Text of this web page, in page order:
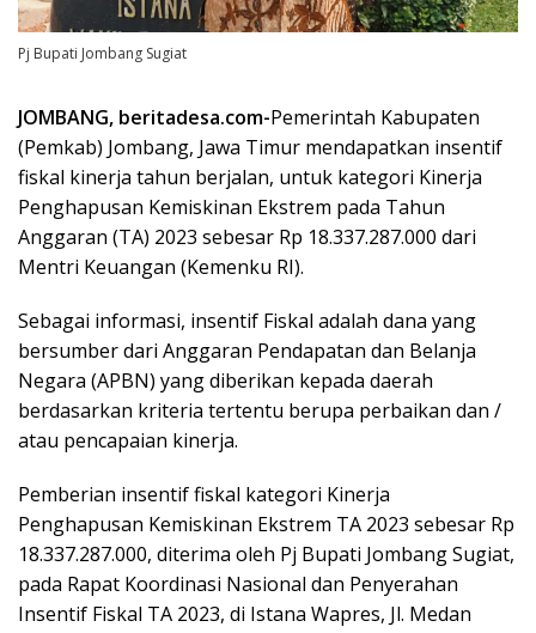
Pj Bupati Jombang Sugiat
JOMBANG, beritadesa.com-Pemerintah Kabupaten
(Pemkab) Jombang, Jawa Timur mendapatkan insentif
fiskal kinerja tahun berjalan, untuk kategori Kinerja
Penghapusan Kemiskinan Ekstrem pada Tahun
Anggaran (TA) 2023 sebesar Rp 18.337.287.000 dari
Mentri Keuangan (Kemenku RI).
Sebagai informasi, insentif Fiskal adalah dana yang
bersumber dari Anggaran Pendapatan dan Belanja
Negara (APBN) yang diberikan kepada daerah
berdasarkan kriteria tertentu berupa perbaikan dan /
atau pencapaian kinerja.
Pemberian insentif fiskal kategori Kinerja
Penghapusan Kemiskinan Ekstrem TA 2023 sebesar Rp
18.337.287.000, diterima oleh Pj Bupati Jombang Sugiat,
pada Rapat Koordinasi Nasional dan Penyerahan
Insentif Fiskal TA 2023, di Istana Wapres, Jl. Medan